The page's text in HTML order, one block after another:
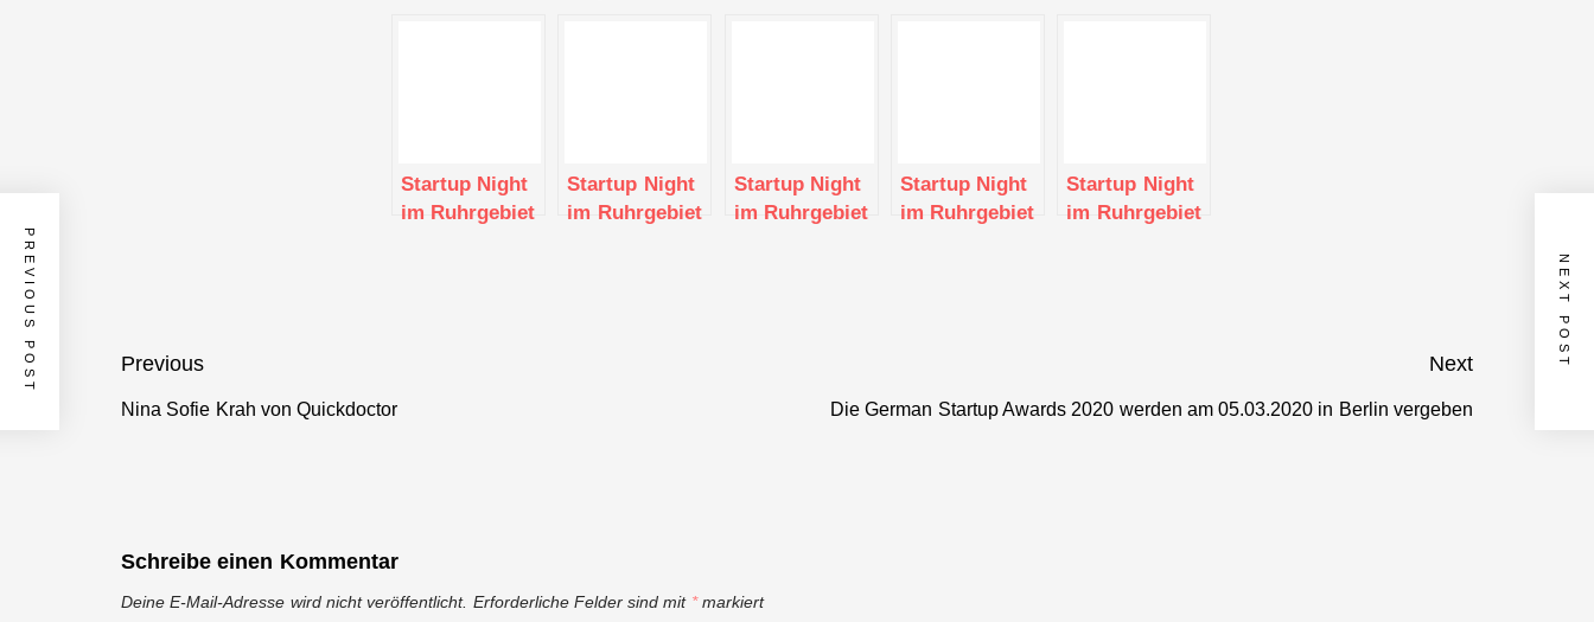
Startup Night
im Ruhrgebiet
Startup Night
im Ruhrgebiet
Startup Night
im Ruhrgebiet
Startup Night
im Ruhrgebiet
Startup Night
im Ruhrgebiet
Beitragsnavigation
Previous
Previous
Nina Sofie Krah von Quickdoctor
Next
Die German Startup Awards 2020 werden am 05.03.2020 in Berlin vergeben
PREVIOUS POST NEXT POST
Schreibe einen Kommentar
Deine E-Mail-Adresse wird nicht veröffentlicht. Erforderliche Felder sind mit *markiert